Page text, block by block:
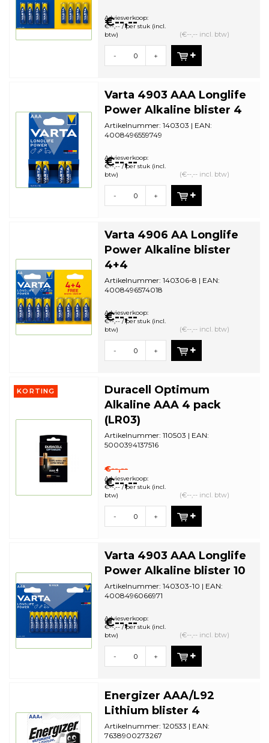
bestelhoeveelheid: 20
€--,--
Adviesverkoop:
€--,-- / per stuk (incl.
btw)
(€--,-- incl. btw)
- +
Varta 4903 AAA Longlife
Power Alkaline blister 4
Artikelnummer: 140303 | EAN:
4008496559749
bestelhoeveelheid: 10
€--,--
Adviesverkoop:
€--,-- / per stuk (incl.
btw)
(€--,-- incl. btw)
- +
Varta 4906 AA Longlife
Power Alkaline blister
4+4
Artikelnummer: 140306-8 | EAN:
4008496574018
bestelhoeveelheid: 20
€--,--
Adviesverkoop:
€--,-- / per stuk (incl.
btw)
(€--,-- incl. btw)
- +
KORTING
Duracell Optimum
Alkaline AAA 4 pack
(LR03)
Artikelnummer: 110503 | EAN:
5000394137516
bestelhoeveelheid: 10
€--,--
€--,--
Adviesverkoop:
€--,-- / per stuk (incl.
btw)
(€--,-- incl. btw)
- +
Varta 4903 AAA Longlife
Power Alkaline blister 10
Artikelnummer: 140303-10 | EAN:
4008496066971
bestelhoeveelheid: 20
€--,--
Adviesverkoop:
€--,-- / per stuk (incl.
btw)
(€--,-- incl. btw)
- +
Energizer AAA/L92
Lithium blister 4
Artikelnummer: 120533 | EAN:
7638900273267